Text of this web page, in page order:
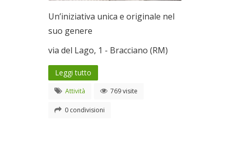
Un’iniziativa unica e originale nel
suo genere
via del Lago, 1 - Bracciano (RM)
Leggi tutto
Attività 769 visite
0 condivisioni